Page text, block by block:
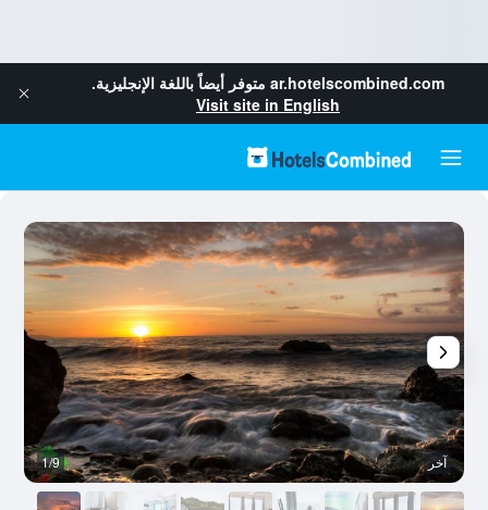
ar.hotelscombined.com متوفر أيضاً باللغة الإنجليزية.
Visit site in English
آخر 1/9